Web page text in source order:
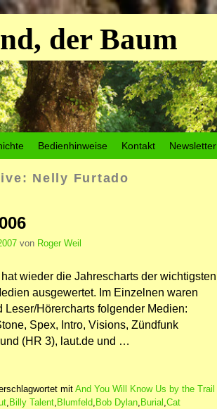
der Baum
Bedienhinweise Kontakt Newsletter
Nelly Furtado
von Roger Weil
wieder die Jahrescharts der wichtigsten
ausgewertet. Im Einzelnen waren
Leser/Hörercharts folgender Medien:
Spex, Intro, Visions, Zündfunk
(HR 3), laut.de und …
mitAnd You Will Know Us by the Trail
Billy Talent Blumfeld Bob Dylan Burial Cat